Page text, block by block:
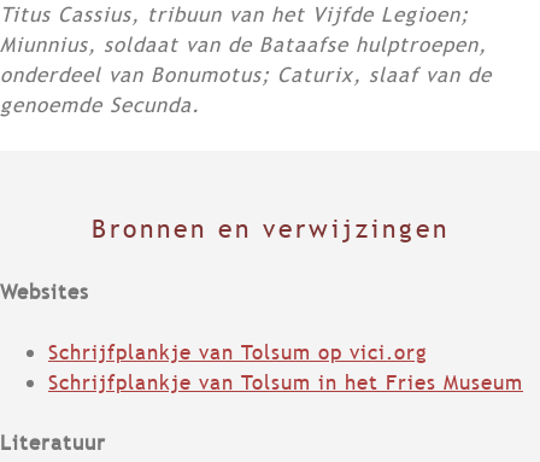
Titus Cassius, tribuun van het Vijfde Legioen;
Miunnius, soldaat van de Bataafse hulptroepen,
onderdeel van Bonumotus; Caturix, slaaf van de
genoemde Secunda.
Bronnen en verwijzingen
Websites
Schrijfplankje van Tolsum op vici.org
Schrijfplankje van Tolsum in het Fries Museum
Literatuur